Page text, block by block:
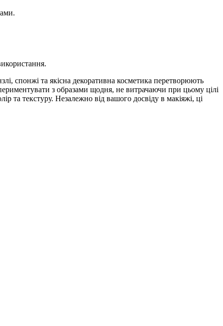
спонжі та якісна декоративна косметика перетворюють
з образами щодня, не витрачаючи при цьому цілі
та текстуру. Незалежно від вашого досвіду в макіяжі, ці